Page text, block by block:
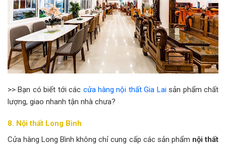
>> Bạn có biết tới các cửa hàng nội thất Gia Laisản phẩm chất
lượng, giao nhanh tận nhà chưa?
8. Nội thất Long Bình
Cửa hàng Long Bình không chỉ cung cấp các sản phẩm nội thất